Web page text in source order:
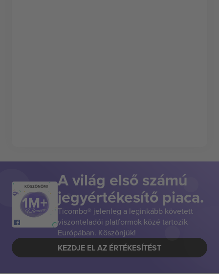
KÖSZÖNÖM! A világ első számú
jegyértékesítő piaca.
Ticombo® jelenleg a leginkább követett
viszonteladói platformok közé tartozik
Európában. Köszönjük!
KEZDJE EL AZ ÉRTÉKESÍTÉST